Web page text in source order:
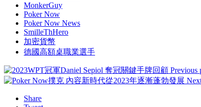
MonkerGuy
Poker Now
Poker Now News
SmilleThHero
加密貨幣
德國高額桌職業選手
Previous
Share